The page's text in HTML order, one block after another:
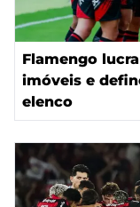
Flamengo
imóveis e
elenco